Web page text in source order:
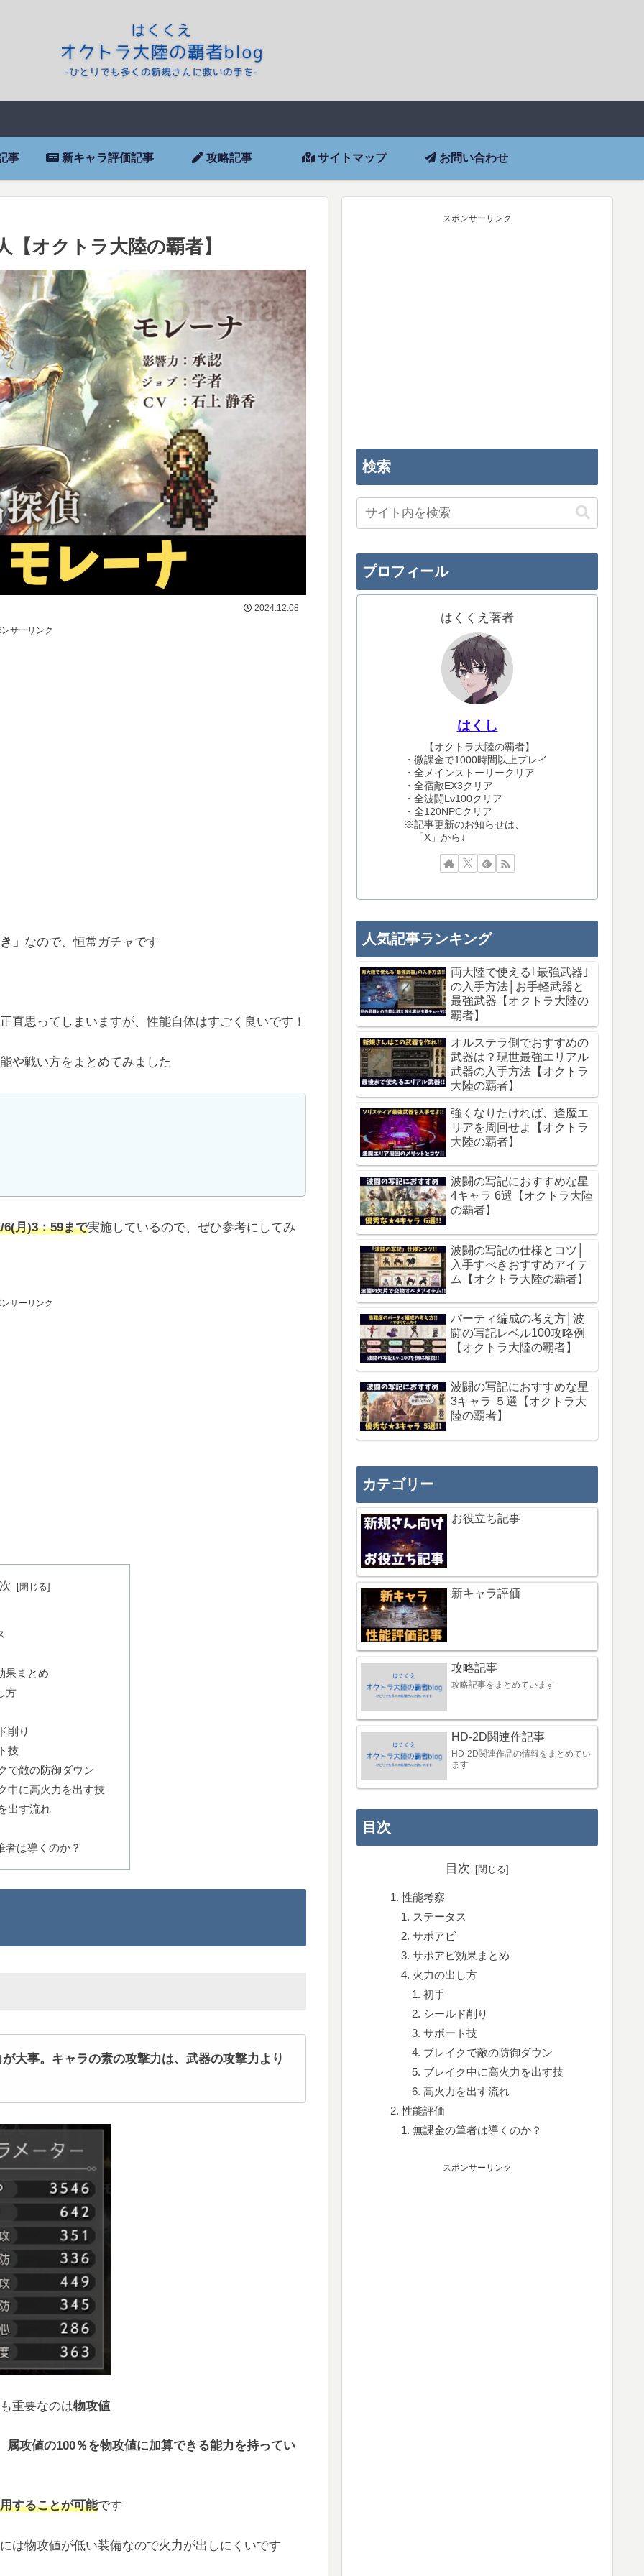
事 新キャラ評価記事 攻略記事 サイトマップ お問い合わせ
オクトラ大陸の覇者】
2024.12.08
サーリンク
」 なので、恒常ガチャです
思ってしまいますが、性能自体はすごく良いです！
や戦い方をまとめてみました
月)3：59まで実施しているので、ぜひ参考にしてみ
サーリンク
果まとめ
方
削り
技
で敵の防御ダウン
中に高火力を出す技
出す流れ
者は導くのか？
大事。キャラの素の攻撃力は、武器の攻撃力より
重要なのは物攻値
属攻値の100％を物攻値に加算できる能力を持ってい
することが可能です
は物攻値が低い装備なので火力が出しにくいです
スポンサーリンク
検索
プロフィール
はくくえ著者
はくし
【オクトラ大陸の覇者】
・微課金で1000時間以上プレイ
・全メインストーリークリア
・全宿敵EX3クリア
・全波闘Lv100クリア
・全120NPCクリア
※記事更新のお知らせは、
「X」から↓
人気記事ランキング
両大陸で使える｢最強武器｣
の入手方法│お手軽武器と
最強武器【オクトラ大陸の
覇者】
オルステラ側でおすすめの
武器は？現世最強エリアル
武器の入手方法【オクトラ
大陸の覇者】
強くなりたければ、逢魔エ
リアを周回せよ【オクトラ
大陸の覇者】
波闘の写記におすすめな星
4キャラ 6選【オクトラ大陸
の覇者】
波闘の写記の仕様とコツ│
入手すべきおすすめアイテ
ム【オクトラ大陸の覇者】
パーティ編成の考え方│波
闘の写記レベル100攻略例
【オクトラ大陸の覇者】
波闘の写記におすすめな星
3キャラ ５選【オクトラ大
陸の覇者】
カテゴリー
お役立ち記事
新キャラ評価
攻略記事
攻略記事をまとめています
HD-2D関連作記事
HD-2D関連作品の情報をまとめてい
ます
目次
目次
性能考察
ステータス
サポアビ
サポアビ効果まとめ
火力の出し方
初手
シールド削り
サポート技
ブレイクで敵の防御ダウン
ブレイク中に高火力を出す技
高火力を出す流れ
性能評価
無課金の筆者は導くのか？
スポンサーリンク